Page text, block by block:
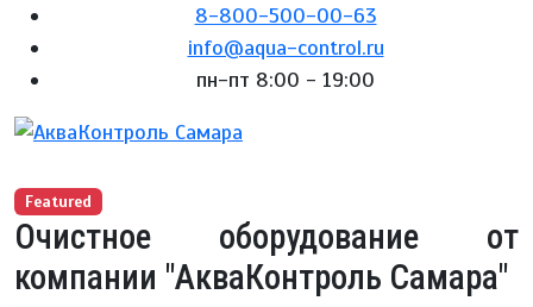
8-800-500-00-63
info@aqua-control.ru
пн-пт 8:00 - 19:00
Featured
Очистное оборудование от
компании "АкваКонтроль Самара"